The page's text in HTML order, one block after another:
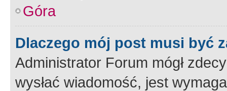
Góra
Dlaczego mój post musi być
Administrator Forum mógł
wysłać wiadomość, jest